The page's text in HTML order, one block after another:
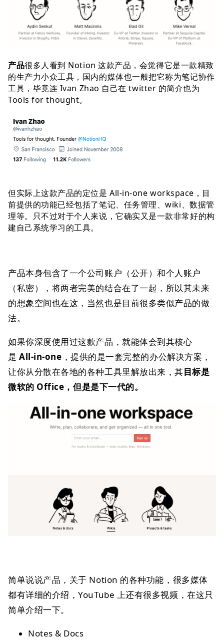
产品很多人看到 Notion 这款产品，会觉得它是一款精致
的生产力小众工具，国内的媒体也一般把它称为笔记协作
工具，毕竟连 Ivan Zhao 自己在 twitter 的简介也为
Tools for thought。
但实际上这款产品的定位是 All-in-one workspace，目
前提供的功能已经包括了笔记、任务管理、wiki、数据管
理等。只不过对于个人来说，它确实又是一款非常好的构
建自己系统学习的工具。
产品本身包含了一个公司账户（公开）和个人账户
（私密），将两者完美的结合在了一起，所以其未来
的想象空间也在这，当然也是目前很多类似产品的做
法。
如果你深度使用过这款产品，就能体会到其核心
是All-in-one ，提供的是一套完整的办公解决方案，
让你从分散在各地的各种工具里解放出来，其目标是
微软的 Office，但是是下一代的。
简单说说产品，关于 Notion 的各种功能，很多媒体
都有详细的介绍，YouTube 上还有很多视频，在这只
简单介绍一下。
Notes & Docs